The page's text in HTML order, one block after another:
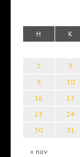
H K
« nov
2
3
9
10
16
17
23
24
30
31